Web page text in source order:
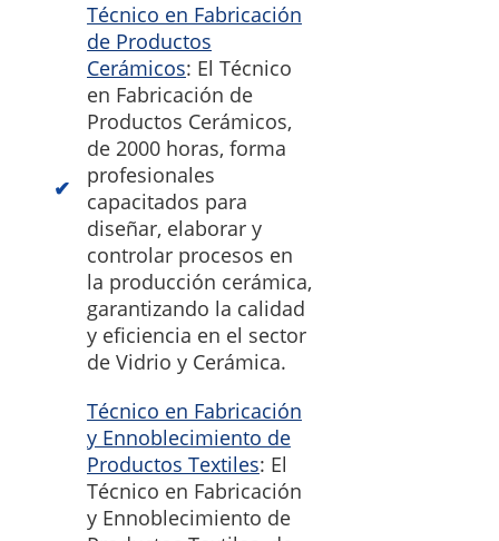
Técnico en Fabricación
de Productos
Cerámicos: El Técnico
en Fabricación de
Productos Cerámicos,
de 2000 horas, forma
profesionales
capacitados para
diseñar, elaborar y
controlar procesos en
la producción cerámica,
garantizando la calidad
y eficiencia en el sector
de Vidrio y Cerámica.
Técnico en Fabricación
y Ennoblecimiento de
Productos Textiles: El
Técnico en Fabricación
y Ennoblecimiento de